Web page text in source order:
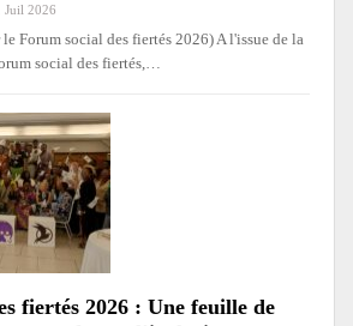
Juil 2026
Forum social des fiertés 2026) A l'issue de la
social des fiertés,
fiertés 2026 : Une feuille de